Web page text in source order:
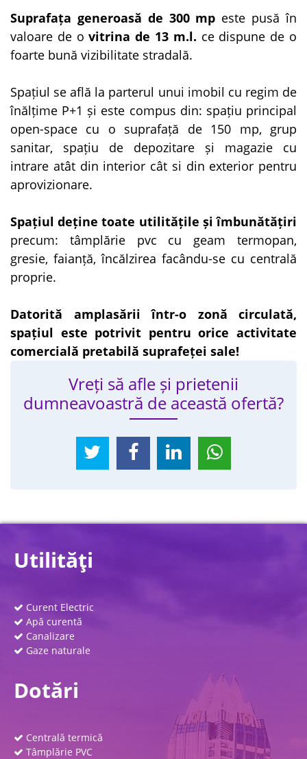
Suprafața generoasă de 300 mp este pusă în
valoare de ovitrina de 13 m.l. ce dispune de o
foarte bună vizibilitate stradală.
Spațiul se află la parterul unui imobil cu regim de
înălțime P+1 și este compus din: spațiu principal
open-space cu o suprafață de 150 mp, grup
sanitar, spațiu de depozitare și magazie cu
intrare atât din interior cât si din exterior pentru
aprovizionare.
Spațiul deține toate utilitățile și îmbunătățiri
precum: tâmplărie pvc cu geam termopan,
gresie, faianță, încălzirea facându-se cu centrală
proprie.
Datorită amplasării într-o zonă circulată,
spațiul este potrivit pentru orice activitate
comercială pretabilă suprafeței sale!
Vreți să afle și prietenii
dumneavoastră de această ofertă?
Utilităţi
Curent Electric
Apă curentă
Canalizare
Gaze naturale
Dotări
Centrală termică
Tâmplărie PVC